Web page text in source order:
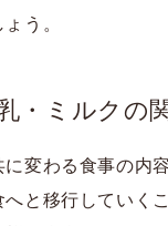
う。
・ミルクの
変わる食事の内
と移行していく